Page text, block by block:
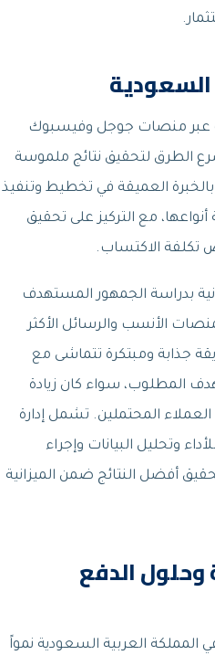
السعودية
عبر منصات جوجل وفيسبوك
الطرق لتحقيق نتائج ملموسة
العميقة في تخطيط وتنفيذ
أنواعها، مع التركيز على تحقيق
تكلفة الاكتساب.
بدراسة الجمهور المستهدف
الأنسب والرسائل الأكثر
جذابة ومبتكرة تتماشى مع
المطلوب، سواء كان زيادة
المحتملين. تشمل إدارة
وتحليل البيانات وإجراء
أفضل النتائج ضمن الميزانية
وحلول الدفع
المملكة العربية السعودية نمواً